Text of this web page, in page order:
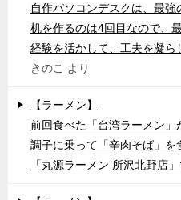
自作パソコンデスクは、最強
机を作るのは4回目なので、
経験を活かして、工夫を凝ら
きのこ
より
【ラーメン】
前回食べた「台湾ラーメン」
調子に乗って「辛肉そば」を
「丸源ラーメン 所沢北野店